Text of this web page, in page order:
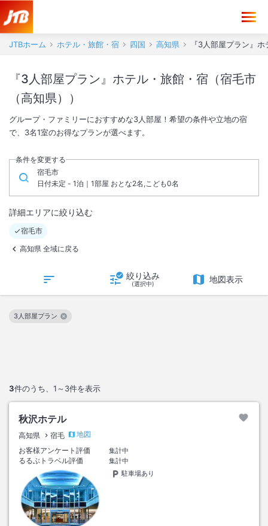
JTBホーム ホテル・旅館・宿 四国 高知県 『3人部屋プラン』
『3人部屋プラン』ホテル・旅館・宿（宿毛市
（高知県））
グループ・ファミリーにおすすめな3人部屋！希望の条件や立地の宿
で、3名1室のお得なプランが選べます。
条件を変更する
宿毛市
日付未定 - 1泊｜1部屋 おとな2名,こども0名
詳細エリアに絞り込む
宿毛市
高知県 全域に戻る
絞り込み
(選択中) 地図表示
3件のうち、 1～3件を表示
3人部屋プラン
この絞り込み条件を解除
秋沢ホテル
高知県 宿毛
地図
お客様アンケート評価
集計中
るるぶトラベル評価
集計中
駐車場あり